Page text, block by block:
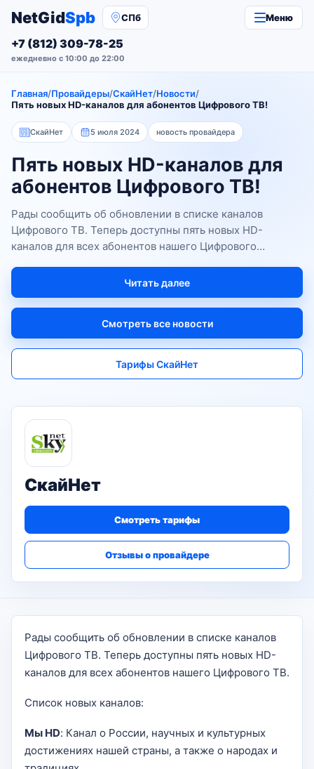
NetGidSpb СПб Меню
+7 (812) 309-78-25
ежедневно с 10:00 до 22:00
Главная/Провайдеры/СкайНет/Новости/
Пять новых HD-каналов для абонентов Цифрового ТВ!
СкайНет 5 июля 2024 новость провайдера
Пять новых HD-каналов для
абонентов Цифрового ТВ!
Рады сообщить об обновлении в списке каналов
Цифрового ТВ. Теперь доступны пять новых HD-
каналов для всех абонентов нашего Цифрового
научных и культурных достижениях нашей страны, а
также о...
Смотреть все новости
Тарифы СкайНет
Читать далее
СкайНет
Смотреть тарифы
Отзывы о провайдере
Рады сообщить об обновлении в списке каналов
Цифрового ТВ. Теперь доступны пять новых HD-
каналов для всех абонентов нашего Цифрового ТВ.
Список новых каналов:
Мы HD: Канал о России, научных и культурных
достижениях нашей страны, а также о народах и